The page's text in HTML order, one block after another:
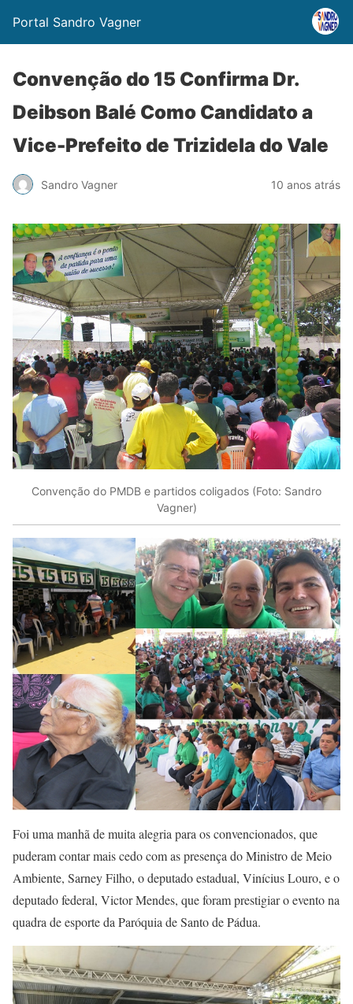
Portal Sandro Vagner
Convenção do 15 Confirma Dr.
Deibson Balé Como Candidato a
Vice-Prefeito de Trizidela do Vale
Sandro Vagner 10 anos atrás
Convenção do PMDB e partidos coligados (Foto: Sandro
Vagner)
Foi uma manhã de muita alegria para os convencionados, que
puderam contar mais cedo com as presença do Ministro de Meio
Ambiente, Sarney Filho, o deputado estadual, Vinícius Louro, e o
deputado federal, Victor Mendes, que foram prestigiar o evento na
quadra de esporte da Paróquia de Santo de Pádua.